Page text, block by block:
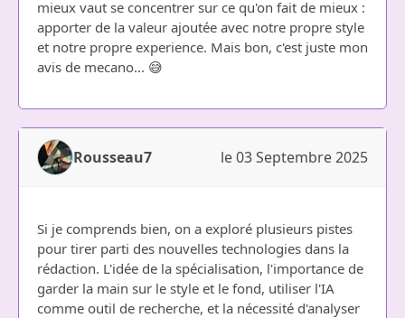
mieux vaut se concentrer sur ce qu'on fait de mieux :
apporter de la valeur ajoutée avec notre propre style
et notre propre experience. Mais bon, c'est juste mon
avis de mecano... 😅
Rousseau7 le 03 Septembre 2025
Si je comprends bien, on a exploré plusieurs pistes
pour tirer parti des nouvelles technologies dans la
rédaction. L'idée de la spécialisation, l'importance de
garder la main sur le style et le fond, utiliser l'IA
comme outil de recherche, et la nécessité d'analyser